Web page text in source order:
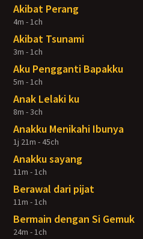
Akibat Perang
4m - 1ch
Akibat Tsunami
3m - 1ch
Aku Pengganti Bapakku
5m - 1ch
Anak Lelaki ku
8m - 3ch
Anakku Menikahi Ibunya
1j 21m - 45ch
Anakku sayang
11m - 1ch
Berawal dari pijat
11m - 1ch
Bermain dengan Si Gemuk
24m - 1ch